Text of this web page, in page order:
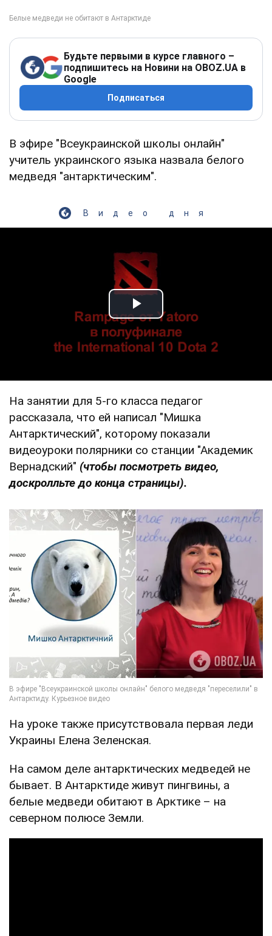
Будьте первыми в курсе главного –
подпишитесь на Новини на OBOZ.UA в
Google
Подписаться
В эфире "Всеукраинской школы онлайн"
учитель украинского языка назвала белого
медведя "антарктическим".
Видео дня
Play Video
На занятии для 5-го класса педагог
рассказала, что ей написал "Мишка
Антарктический", которому показали
видеоуроки полярники со станции "Академик
Вернадский" (чтобы посмотреть видео,
доскролльте до конца страницы).
На уроке также присутствовала первая леди
Украины Елена Зеленская.
На самом деле антарктических медведей не
бывает. В Антарктиде живут пингвины, а
белые медведи обитают в Арктике – на
северном полюсе Земли.